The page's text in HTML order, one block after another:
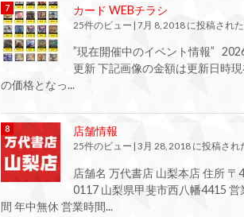
カード WEBチラシ
25件のビュー | 7月 8, 2018 に投稿された
”現在開催中のイベント情報”
更新 下記画像の金額は更新日時
の価格となっ...
店舗情報
25件のビュー 3月 28, 2018 に投稿され
店舗名 万代書店 山梨本店 住所 〒
0117 山梨県甲斐市西八幡4415 営
間 年中無休 営業時間...